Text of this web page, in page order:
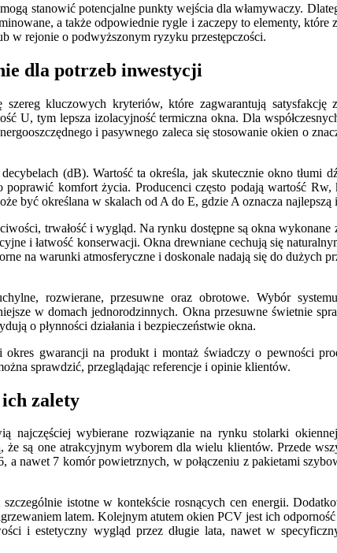
stanowić potencjalne punkty wejścia dla włamywaczy.
a także odpowiednie rygle i zaczepy to elementy,
w rejonie o podwyższonym ryzyku przestępczości.
dla potrzeb inwestycji
kluczowych kryteriów, które zagwarantują
U, tym lepsza izolacyjność termiczna okna. Dla
i pasywnego zaleca się stosowanie okien o
(dB). Wartość ta określa, jak skutecznie okno tłumi
komfort życia. Producenci często podają wartość
być określana w skalach od A do E, gdzie A oznacza najlepszą
trwałość i wygląd. Na rynku dostępne są okna
i łatwość konserwacji. Okna drewniane cechują się
na warunki atmosferyczne i doskonale nadają się do dużych
rozwierane, przesuwne oraz obrotowe. Wybór
w domach jednorodzinnych. Okna przesuwne świetnie
o płynności działania i bezpieczeństwie okna.
gwarancji na produkt i montaż świadczy o pewności
sprawdzić, przeglądając referencje i opinie klientów.
zalety
najczęściej wybierane rozwiązanie na rynku stolarki
są one atrakcyjnym wyborem dla wielu klientów. Przede
nawet 7 komór powietrznych, w połączeniu z pakietami
istotne w kontekście rosnących cen energii.
latem. Kolejnym atutem okien PCV jest ich
i estetyczny wygląd przez długie lata, nawet w